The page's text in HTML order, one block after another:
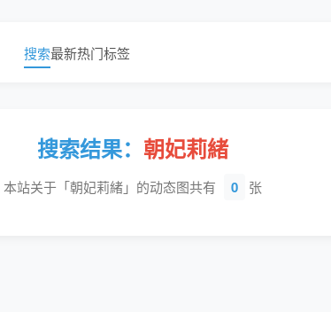
搜索最新热门标签
搜索结果： 朝妃莉緒
本站关于「朝妃莉緒」的动态图共有 0 张